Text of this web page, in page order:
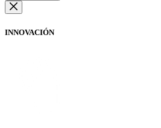
INNOVACIÓN